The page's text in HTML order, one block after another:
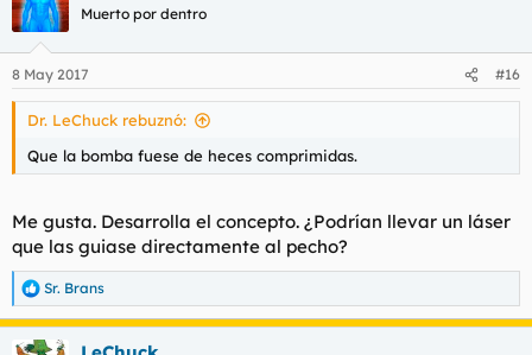
Muerto por dentro
8 May 2017 #16
Dr. LeChuck rebuznó:
Que la bomba fuese de heces comprimidas.
Me gusta. Desarrolla el concepto. ¿Podrían llevar un láser
que las guiase directamente al pecho?
R
e
a
Sr. Brans